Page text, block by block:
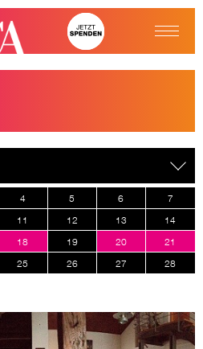
4 5 6
7
11 12 13
14
18 19 20
21
25 26 27
28